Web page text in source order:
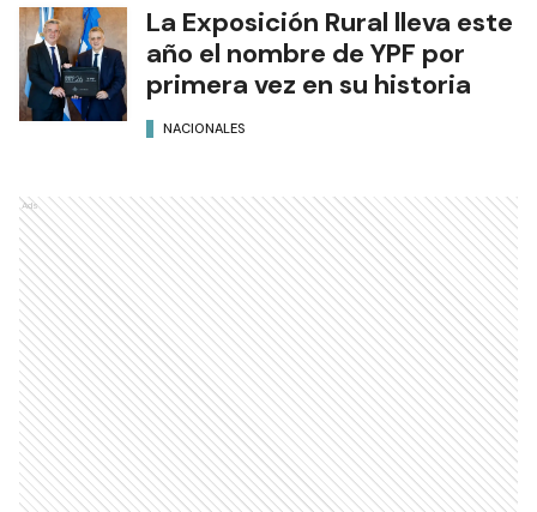
La Exposición Rural lleva este
año el nombre de YPF por
primera vez en su historia
NACIONALES
Ads